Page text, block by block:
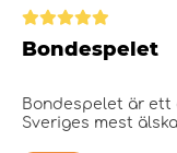
Bondespelet
Bondespelet är ett
Sveriges mest